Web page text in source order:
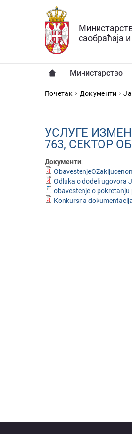
Прескочи на главни део садржаја
саобраћаја
Министарство
YOU ARE HERE
Почетак Документи
УСЛУГE
763, СEКТOР
Документи:
Odluka o dodeli ugovora
obavestenje o
Konkursna